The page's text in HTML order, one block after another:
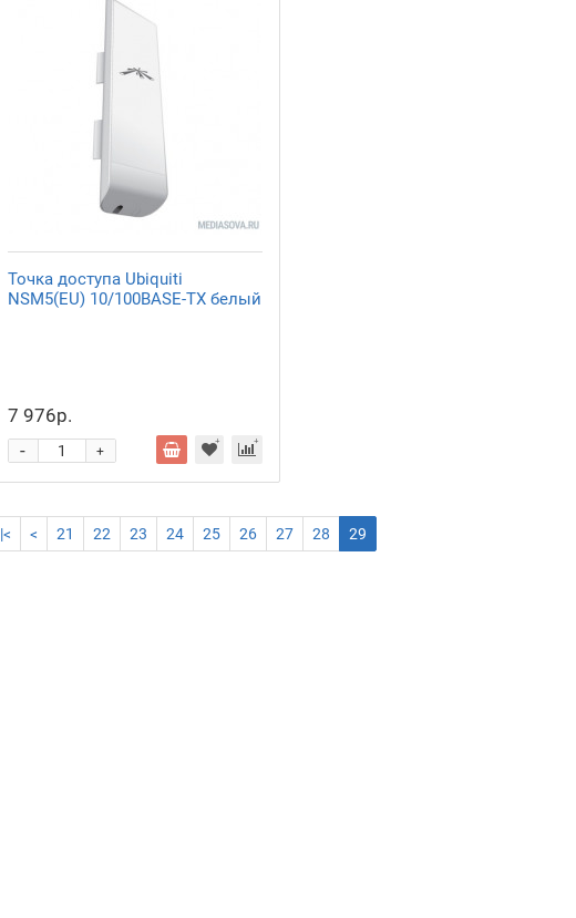
Точка доступа Ubiquiti
NSM5(EU) 10/100BASE-TX белый
7 976р.
+
-
|< < 21 22 23 24 25 26 27 28 29